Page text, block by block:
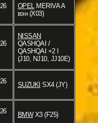
OPELMERIVA A
вэн (X03)
NISSAN
QASHQAI /
QASHQAI +2 I
(J10, NJ10, JJ10E)
SUZUKI SX4 (JY)
BMWX3 (F25)